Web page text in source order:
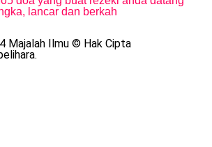
lancar dan berkah
Majalah Ilmu © Hak Cipta